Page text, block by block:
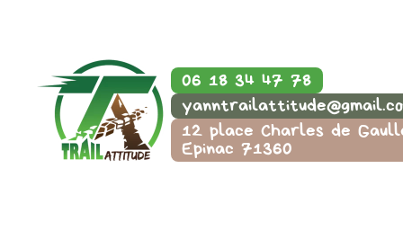
06 18 34 47 78
12 place Charles de
Epinac 71360